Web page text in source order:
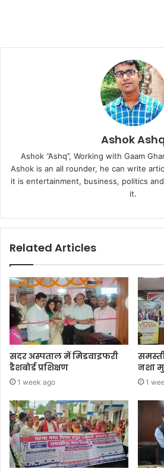
Ashok
Ashok ‘’Ashq’’, Working with Gaam
Ashok is an all rounder, he can write
it is entertainment, business, politics
it.
Related Articles
सदर अस्पताल में मिडवाइफरी
डैशबोर्ड प्रशिक्षण
1 week ago
नशा
1